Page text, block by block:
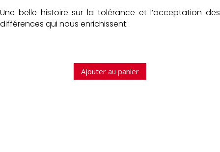
Une belle histoire sur la tolérance et l’acceptation des
différences qui nous enrichissent.
Ajouter au panier